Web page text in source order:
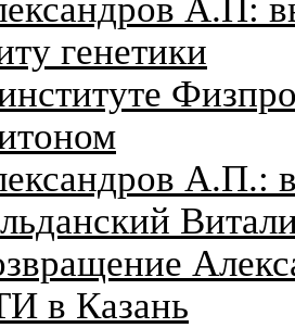
А.П:
генетики
А.П.:
в Казань